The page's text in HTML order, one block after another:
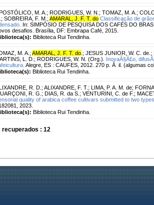
M. A. ; RODRIGUES, W. N. ; TOMAZ, M. A. ;
; SOBREIRA, F. M. ; AMARAL, J. F. T. do Classificação de
In: SIMPÓSIO DE PESQUISA DOS CAFÉS DO
desafios. Brasília, DF: Embrapa Café, 2015.
Biblioteca Rui Tendinha.
M. A. ; AMARAL, J. F. T. do ; JESUS JUNIOR, W. C. de. ;
L. D. ; RODRIGUES, W. N. (Org.).
InovaÃ§Ã£o,
Alegre, ES : CAUFES, 2012. 270 p. Â il. (algumas
Biblioteca Rui Tendinha.
R. D. ; ALIXANDRE, F. T. ; LIMA, P. A. M. de;
R. G. ; DIAS, R. da S. ; VENTURINI, C. de F. ;
quality of arabica coffee cultivars submitted to two
2023.
Biblioteca Rui Tendinha.
: 12